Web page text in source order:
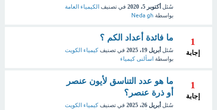
سُئل أكتوبر 5، 2020 في تصنيف الكيمياء العامة
بواسطة Neda gh
1
إجابة
ما فائدة أعداد الكم ؟
سُئل أبريل 19، 2025 في تصنيف كيمياء الكويت
بواسطة اسألنى كيمياء
1
إجابة
ما هو عدد التناسق لأيون عنصر
أو ذرة عنصر؟
سُئل أبريل 26، 2025 في تصنيف كيمياء الكويت